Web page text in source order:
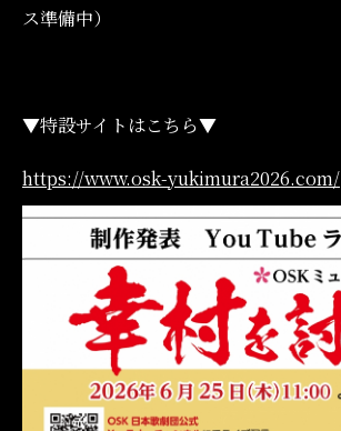
ス準備中）
▼特設サイトはこちら▼
https://www.osk-yukimura2026.com/